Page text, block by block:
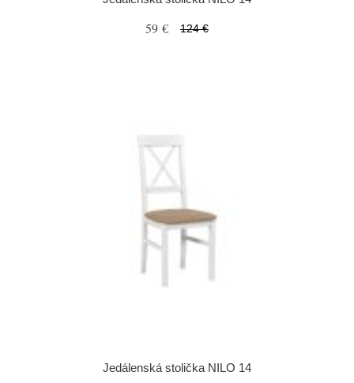
59 € 124 €
Jedálenská stolička NILO 14